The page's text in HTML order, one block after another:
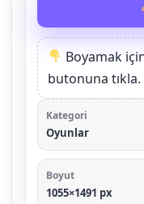
Boyamak
butonuna tıkla.
Kategori
Oyunlar
Boyut
1055×1491 px